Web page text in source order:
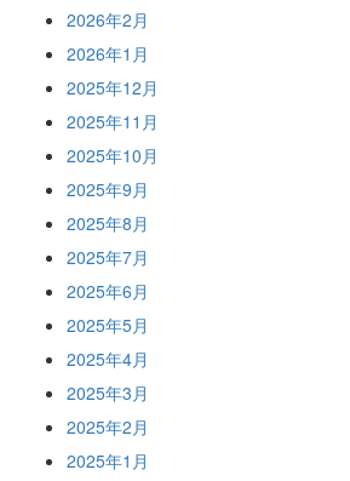
2026年2月
2026年1月
2025年12月
2025年11月
2025年10月
2025年9月
2025年8月
2025年7月
2025年6月
2025年5月
2025年4月
2025年3月
2025年2月
2025年1月